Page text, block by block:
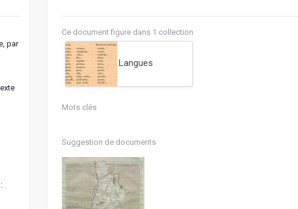
par
Ce document figure dans 1 collection
Langues
Mots clés
Suggestion de documents